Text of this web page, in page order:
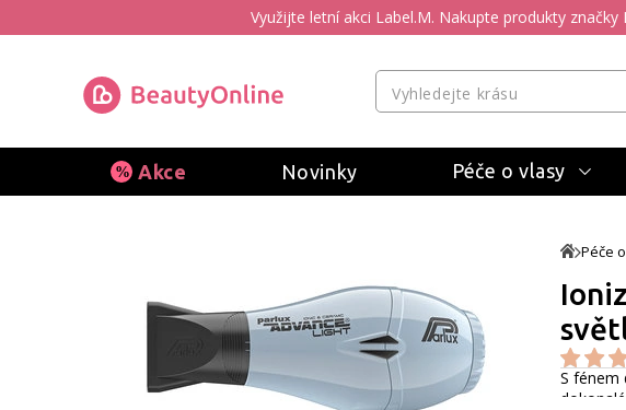
Využijte letní akci Label.M. Nakupte produkty značky
Akce Novinky Péče o vlasy
Péče
S fénem